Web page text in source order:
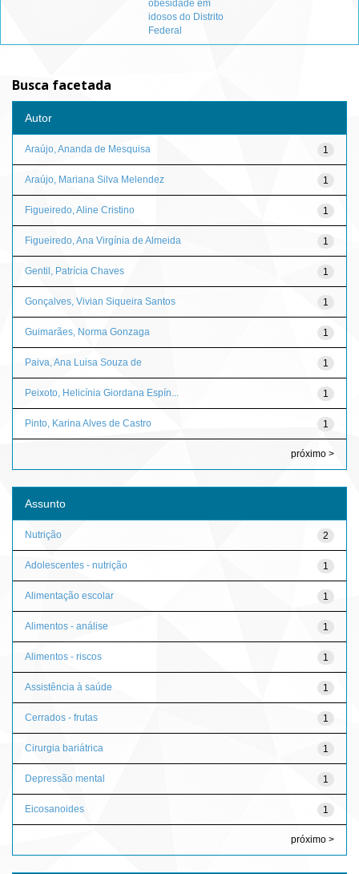
obesidade em
idosos do Distrito
Federal
Busca facetada
Autor
1
Araújo, Ananda de Mesquisa
1
Araújo, Mariana Silva Melendez
1
Figueiredo, Aline Cristino
1
Figueiredo, Ana Virgínia de Almeida
1
Gentil, Patrícia Chaves
1
Gonçalves, Vivian Siqueira Santos
1
Guimarães, Norma Gonzaga
1
Paiva, Ana Luisa Souza de
1
Peixoto, Helicínia Giordana Espín...
1
Pinto, Karina Alves de Castro
próximo >
Assunto
2
Nutrição
1
Adolescentes - nutrição
1
Alimentação escolar
1
Alimentos - análise
1
Alimentos - riscos
1
Assistência à saúde
1
Cerrados - frutas
1
Cirurgia bariátrica
1
Depressão mental
1
Eicosanoides
próximo >